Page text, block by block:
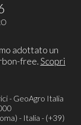
adottato un
free.Scopri
- GeoAgro Italia
- Italia - (+39)